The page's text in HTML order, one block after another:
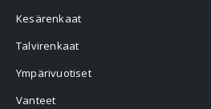
Kesärenkaat
Talvirenkaat
Ympärivuotiset
Vanteet